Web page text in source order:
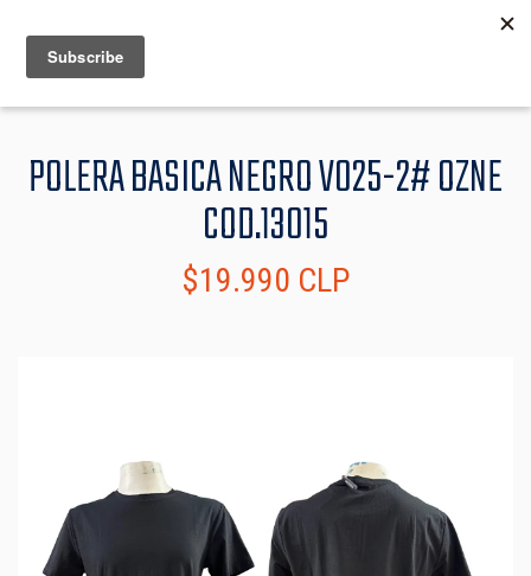
MENU
POLERA BASICA NEGRO V025-2# OZNE
COD.13015
$19.990 CLP